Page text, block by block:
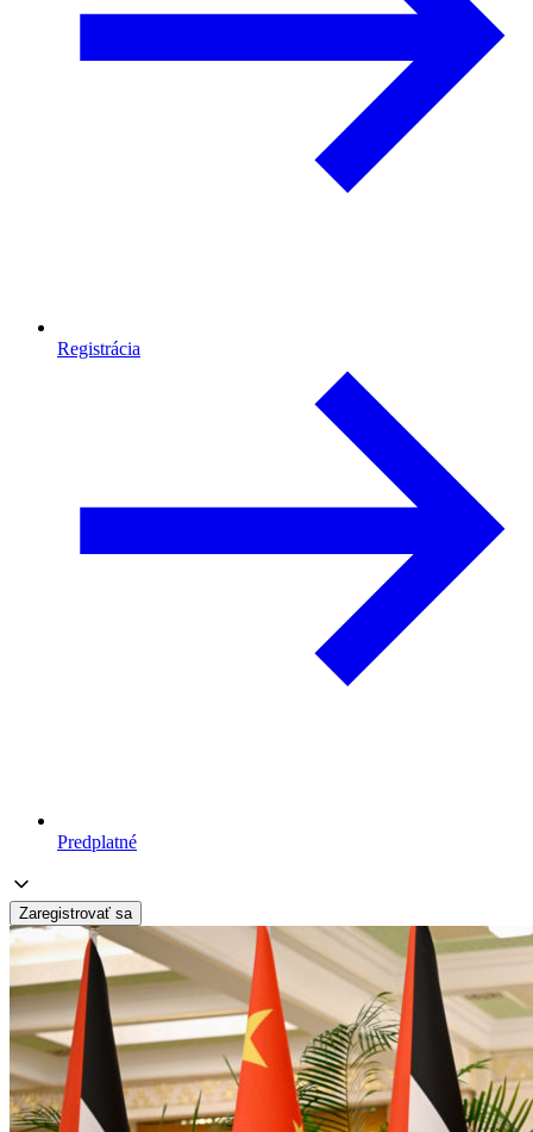
Registrácia
Predplatné
Zaregistrovať sa